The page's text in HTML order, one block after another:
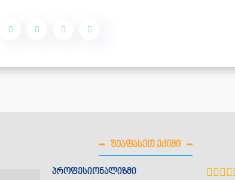
ᲨᲔᲐᲤᲐᲡᲔᲗ ᲔᲥᲘᲛᲘ
პროფესიონალიზმი